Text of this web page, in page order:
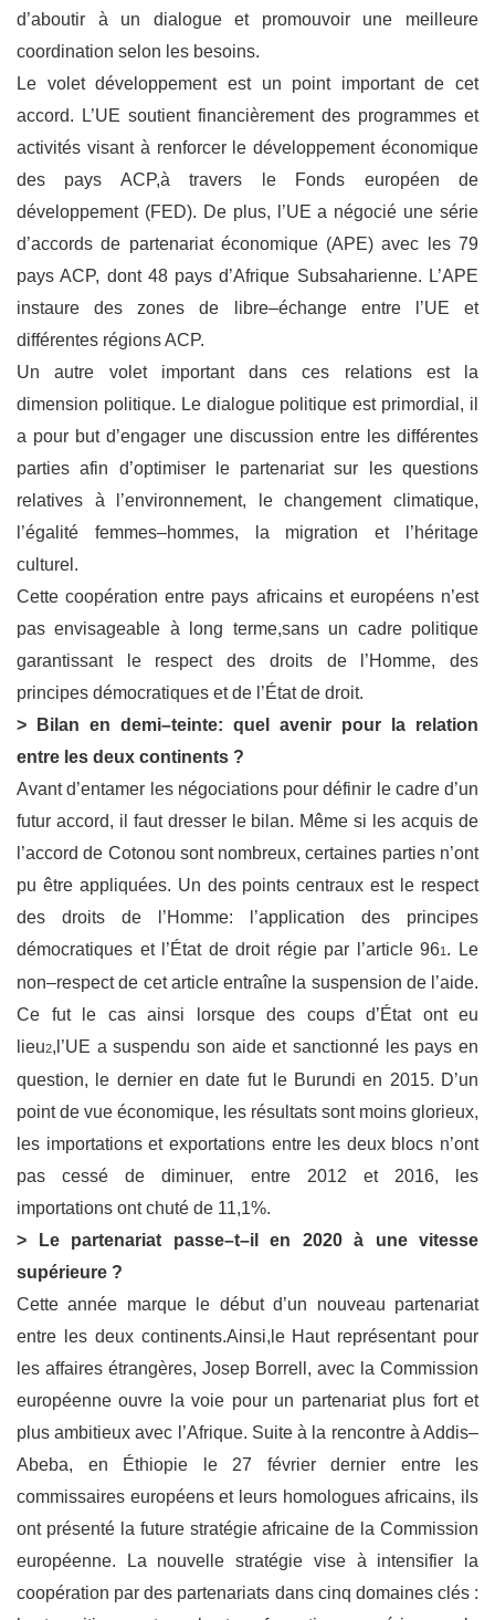
d’aboutir à un dialogue et promouvoir une meilleure
coordination selon les besoins.
Le voletdéveloppement est un point important de cet
accord.
L’UE soutient financièrement des programmes et
activités visant à renforcer ledéveloppement économique
des pays ACP,à travers le Fonds européen de
développement (FED). De plus, l’UE a négocié une série
d’accords de partenariat économique (APE) avec les 79
pays ACP, dont 48 pays d’Afrique Subsaharienne. L’APE
instauredes zones de l ibre–échange entre l’UE et
différentes régionsACP.
Un autre volet important dans ces relations est la
dimension politique. Le dialogue politiqueest primordial, il
a pour but d’engager une discussion entre les différentes
parties afin d’optimiser le partenariat sur les questions
relatives à l’environnement, le changement climatique,
l’égalité femmes–hommes, la migration et l’héritage
culturel.
Cette coopération entre pays africains et européens n’est
pasenvisageable à long terme,sans un cadre politique
garantissant le respect des droits de l’Homme, des
principes démocratiques et de l’État de droit.
>
Bilan en demi–teinte: quel avenir pour
la relation
entre les deux continents ?
Avant d’entamer les négociations pour définir le cadre d’un
futur accord, il faut dresser le bilan. Même si les acquis de
l’accord de Cotonou sont nombreux, certaines parties n’ont
pu être appliquées. Un des points centraux est le respect
des droits de l’Homme: l’application des principes
démocratiques et l’État de droit régie par l’article 961 .
Le
non–respect de cetarticle entraîne la suspension de l’aide.
Ce fut le cas ainsi lorsque des coups d’État ont eu
lieu2, l’UE a suspendu son aide et sanctionné les pays en
question, le dernier en date fut le Burundi en 2015. D’un
point de vue économique, les résultats sont moins glorieux,
les importations et exportations entre les deux blocs n’ont
pas cessé de diminuer, entre 2012 et 2016, les
importations ont chuté de 11,1%.
> Le partenariat passe–t–il en 2020 à une vitesse
supérieure ?
Cette année marque le début d’un nouveau partenariat
entre les deux continents.Ainsi, le Haut représentant pour
les affaires étrangères, Josep Borrell, avec la Commission
européenne ouvre la voie pour un partenariat plus fort et
plus ambitieux avec l’Afrique. Suite à la rencontre à Addis–
Abeba, en Éthiopie le 27 février dernier entre les
commissaires européens et leurs homologues africains, ils
ont présenté la future stratégie africaine de la Commission
européenne.
La nouvelle stratégie vise à intensifier la
coopération par des partenariats dans cinq domaines clés :